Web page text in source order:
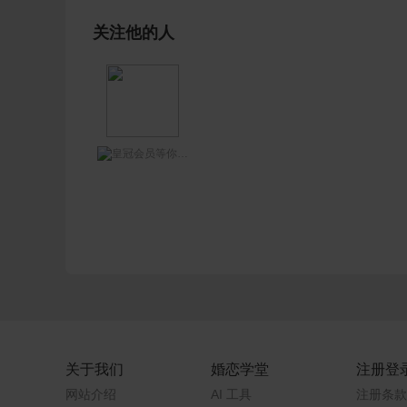
关注他的人
等你网王哥
关于我们
网站介绍
婚恋学堂
AI 工具
注册登
注册条款